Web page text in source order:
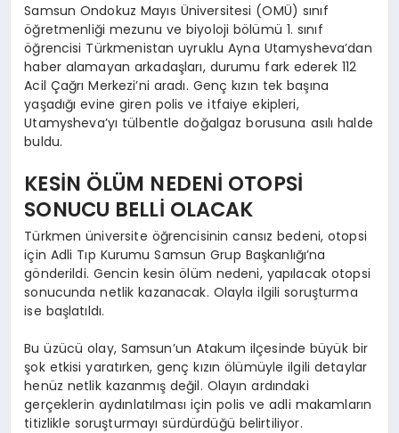
Samsun Ondokuz Mayıs Üniversitesi (OMÜ) sınıf
öğretmenliği mezunu ve biyoloji bölümü 1. sınıf
öğrencisi Türkmenistan uyruklu Ayna Utamysheva’dan
haber alamayan arkadaşları, durumu fark ederek 112
Acil Çağrı Merkezi’ni aradı. Genç kızın tek başına
yaşadığı evine giren polis ve itfaiye ekipleri,
Utamysheva’yı tülbentle doğalgaz borusuna asılı halde
buldu.
KESİN ÖLÜM NEDENİ OTOPSİ
SONUCU BELLİ OLACAK
Türkmen üniversite öğrencisinin cansız bedeni, otopsi
için Adli Tıp Kurumu Samsun Grup Başkanlığı’na
gönderildi. Gencin kesin ölüm nedeni, yapılacak otopsi
sonucunda netlik kazanacak. Olayla ilgili soruşturma
ise başlatıldı.
Bu üzücü olay, Samsun’un Atakum ilçesinde büyük bir
şok etkisi yaratırken, genç kızın ölümüyle ilgili detaylar
henüz netlik kazanmış değil. Olayın ardındaki
gerçeklerin aydınlatılması için polis ve adli makamların
titizlikle soruşturmayı sürdürdüğü belirtiliyor.